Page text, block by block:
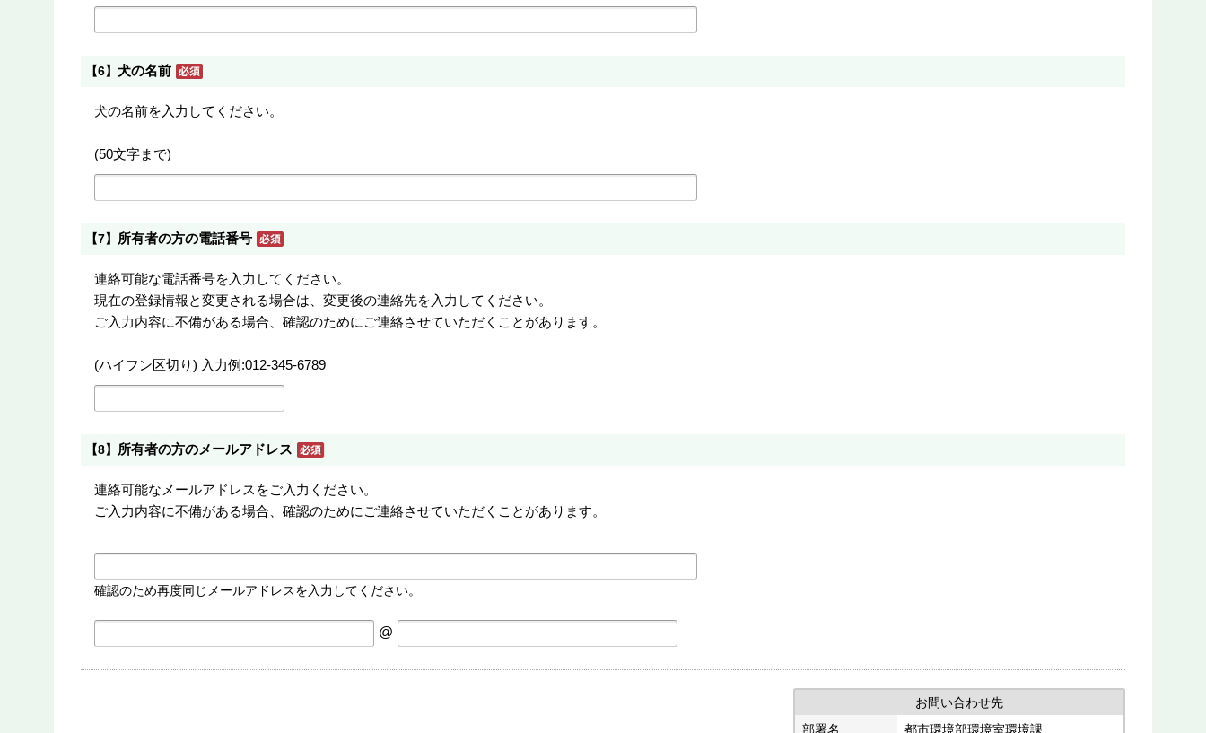
【6】 犬の名前
犬の名前を入力してください。
(50文字まで)
【7】 所有者の方の電話番号
連絡可能な電話番号を入力してください。
現在の登録情報と変更される場合は、変更後の連絡先を入力してください。
ご入力内容に不備がある場合、確認のためにご連絡させていただくことがあります。
(ハイフン区切り) 入力例:012-345-6789
【8】 所有者の方のメールアドレス
連絡可能なメールアドレスをご入力ください。
ご入力内容に不備がある場合、確認のためにご連絡させていただくことがあります。
確認のため再度同じメールアドレスを入力してください。
@
お問い合わせ先
部署名
都市環境部環境室環境課